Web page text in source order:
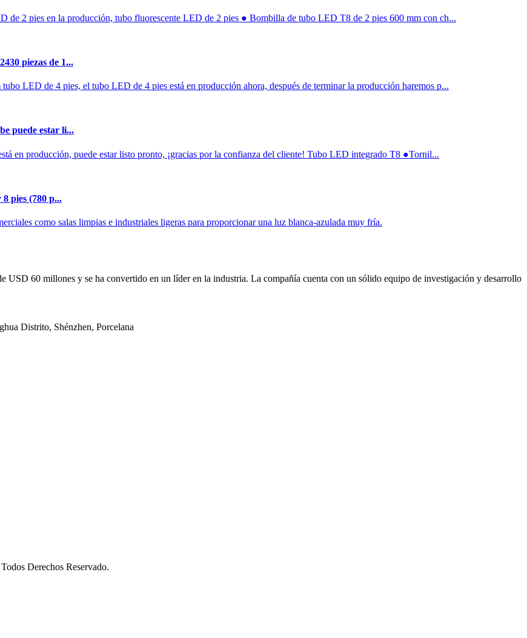
de 2 pies en la producción, tubo fluorescente LED de 2 pies ● Bombilla de tubo LED T8 de 2 pies 600 mm con ch...
piezas de 1...
LED de 4 pies, el tubo LED de 4 pies está en producción ahora, después de terminar la producción haremos p...
puede estar li...
en producción, puede estar listo pronto, ¡gracias por la confianza del cliente! Tubo LED integrado T8 ●Tornil...
pies (780 p...
como salas limpias e industriales ligeras para proporcionar una luz blanca-azulada muy fría.
USD 60 millones y se ha convertido en un líder en la industria. La compañía cuenta con un sólido equipo de investigación y desarrollo
Distrito, Shénzhen, Porcelana
Derechos Reservado.